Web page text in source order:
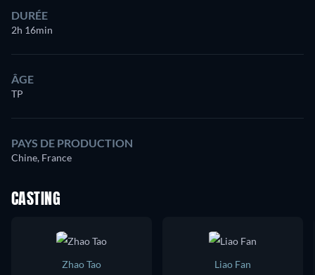
DURÉE
2h 16min
ÂGE
TP
PAYS DE PRODUCTION
Chine, France
CASTING
Zhao Tao
Liao Fan